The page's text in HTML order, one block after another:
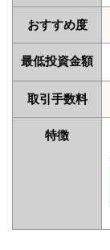
おすすめ度
最低投資金額
取引手数料
特徴